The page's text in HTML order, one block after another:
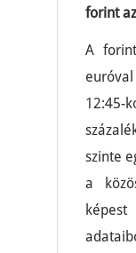
forint
A
12:45-
szinte
a